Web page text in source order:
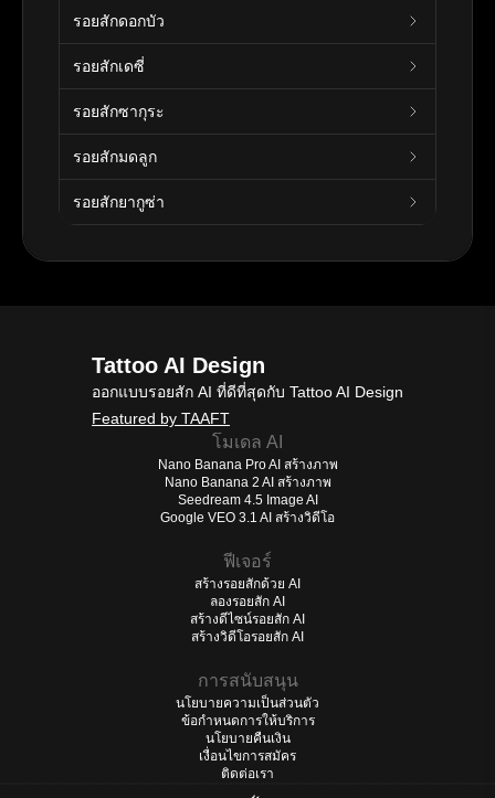
รอยสักดอกบัว
รอยสักเดซี่
รอยสักซากุระ
รอยสักมดลูก
รอยสักยากูซ่า
Tattoo AI Design
ออกแบบรอยสัก AI ที่ดีที่สุดกับ Tattoo AI Design
Featured by TAAFT
โมเดล AI
Nano Banana Pro AI สร้างภาพ
Nano Banana 2 AI สร้างภาพ
Seedream 4.5 Image AI
Google VEO 3.1 AI สร้างวิดีโอ
ฟีเจอร์
สร้างรอยสักด้วย AI
ลองรอยสัก AI
สร้างดีไซน์รอยสัก AI
สร้างวิดีโอรอยสัก AI
การสนับสนุน
นโยบายความเป็นส่วนตัว
ข้อกำหนดการให้บริการ
นโยบายคืนเงิน
เงื่อนไขการสมัคร
ติดต่อเรา